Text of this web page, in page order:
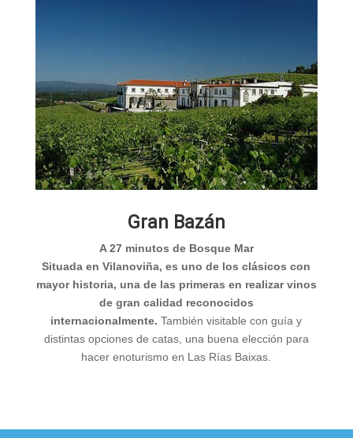
Gran Bazán
A 27 minutos de Bosque Mar
Situada en Vilanoviña, es uno de los clásicos con
mayor historia, una de las primeras en realizar vinos
de gran calidad reconocidos
internacionalmente. También visitable con guía y
distintas opciones de catas, una buena elección para
hacer enoturismo en Las Rías Baixas.